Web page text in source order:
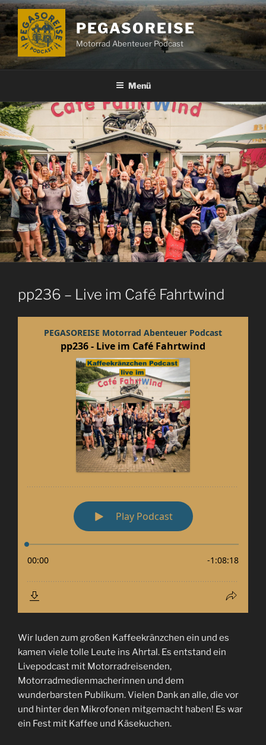
Zum
Inhalt
springen
PEGASOREISE
Motorrad Abenteuer Podcast
Menü
pp236 – Live im Café Fahrtwind
Wir luden zum großen Kaffeekränzchen ein und es
kamen viele tolle Leute ins Ahrtal. Es entstand ein
Livepodcast mit Motorradreisenden,
Motorradmedienmacherinnen und dem
wunderbarsten Publikum. Vielen Dank an alle, die vor
und hinter den Mikrofonen mitgemacht haben! Es war
ein Fest mit Kaffee und Käsekuchen.